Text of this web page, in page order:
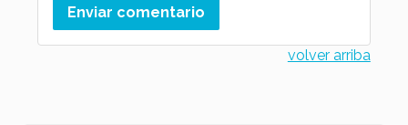
volver arriba